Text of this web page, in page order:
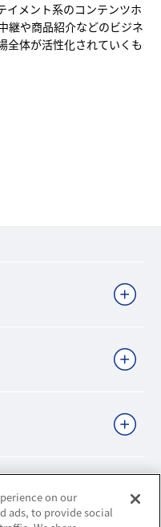
イメント系のコンテンツホ
継や商品紹介などのビジネ
全体が活性化されていくも
on our
ads, to provide social